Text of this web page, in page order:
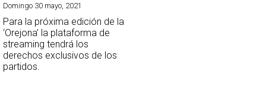
Domingo 30 mayo, 2021
Para la próxima edición de la
‘Orejona’ la plataforma de
streaming tendrá los
derechos exclusivos de los
partidos.